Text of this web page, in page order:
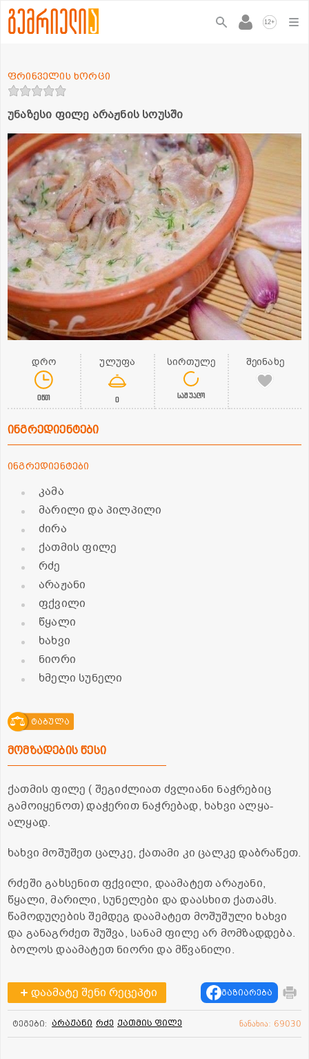
12+
უნაზესი ფილე არაჟნის სოუსში
ფრინველის ხორცი
დრო
0წთ
ულუფა
0
სირთულე
საშუალო
შეინახე
ინგრედიენტები
ინგრედიენტები
კამა
მარილი და პილპილი
ძირა
ქათმის ფილე
რძე
არაჟანი
ფქვილი
წყალი
ხახვი
ნიორი
ხმელი სუნელი
ტაბულა
მომზადების წესი
ქათმის ფილე ( შეგიძლიათ ძვლიანი ნაჭრებიც
გამოიყენოთ) დაჭერით ნაჭრებად, ხახვი ალყა-
ალყად.
ხახვი მოშუშეთ ცალკე, ქათამი კი ცალკე დაბრაწეთ.
რძეში გახსენით ფქვილი, დაამატეთ არაჟანი,
წყალი, მარილი, სუნელები და დაასხით ქათამს.
წამოდუღების შემდეგ დაამატეთ მოშუშული ხახვი
და განაგრძეთ შუშვა, სანამ ფილე არ მომზადდება.
ბოლოს დაამატეთ ნიორი და მწვანილი.
დაამატე შენი რეცეპტი გაზიარება
ტეგები: არაჟანი რძე ქათმის ფილე ნანახია: 69030